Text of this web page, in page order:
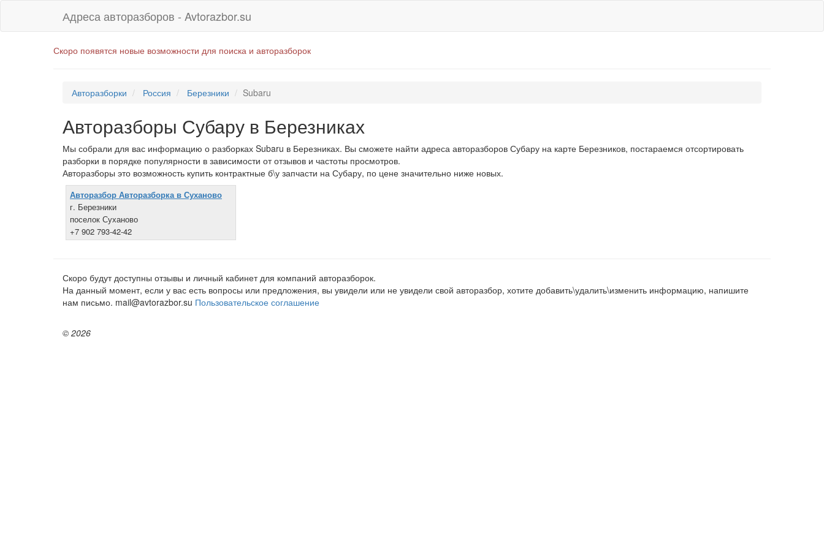
Адреса авторазборов - Avtorazbor.su
Скоро появятся новые возможности для поиска и авторазборок
Авторазборки Россия Березники Subaru
Авторазборы Субару в Березниках
Мы собрали для вас информацию о разборках Subaru в Березниках. Вы сможете найти адреса авторазборов Субару на карте Березников, постараемся отсортировать
разборки в порядке популярности в зависимости от отзывов и частоты просмотров.
Авторазборы это возможность купить контрактные б\у запчасти на Субару, по цене значительно ниже новых.
Авторазбор Авторазборка в Суханово
г. Березники
поселок Суханово
+7 902 793-42-42
Скоро будут доступны отзывы и личный кабинет для компаний авторазборок.
На данный момент, если у вас есть вопросы или предложения, вы увидели или не увидели свой авторазбор, хотите добавить\удалить\изменить информацию, напишите
нам письмо. mail@avtorazbor.su Пользовательское соглашение
© 2026